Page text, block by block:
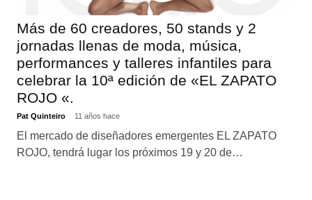
Más de 60 creadores, 50 stands y 2
jornadas llenas de moda, música,
performances y talleres infantiles para
celebrar la 10ª edición de «EL ZAPATO
ROJO «.
Pat Quinteiro 11 años hace
El mercado de diseñadores emergentes EL ZAPATO
ROJO, tendrá lugar los próximos 19 y 20 de…